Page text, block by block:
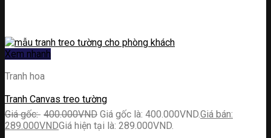
Xem nhanh
Tranh hoa
Tranh Canvas treo tường
400.000VND Giá gốc là: 400.000VND.
289.000VNDGiá hiện tại là: 289.000VND.